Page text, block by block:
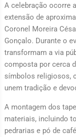
A celebração ocorre
extensão de
Coronel Moreira
Gonçalo. Durante o
transformam a via
composta por cerca
símbolos religiosos,
unem tradição e
A montagem dos
materiais, incluindo
pedrarias e pó de